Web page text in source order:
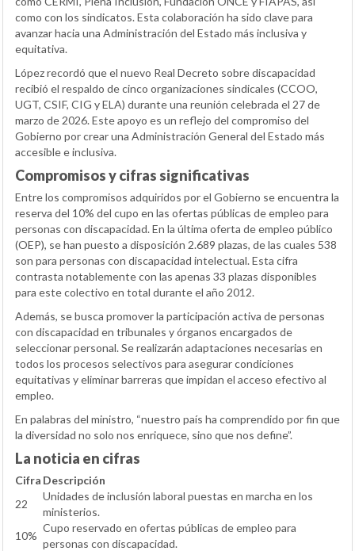
como con los sindicatos. Esta colaboración ha sido clave para
avanzar hacia una Administración del Estado más inclusiva y
equitativa.
López recordó que el nuevo Real Decreto sobre discapacidad
recibió el respaldo de cinco organizaciones sindicales (CCOO,
UGT, CSIF, CIG y ELA) durante una reunión celebrada el 27 de
marzo de 2026. Este apoyo es un reflejo del compromiso del
Gobierno por crear una Administración General del Estado más
accesible e inclusiva.
Compromisos y cifras significativas
Entre los compromisos adquiridos por el Gobierno se encuentra la
reserva del 10% del cupo en las ofertas públicas de empleo para
personas con discapacidad. En la última oferta de empleo público
(OEP), se han puesto a disposición 2.689 plazas, de las cuales 538
son para personas con discapacidad intelectual. Esta cifra
contrasta notablemente con las apenas 33 plazas disponibles
para este colectivo en total durante el año 2012.
Además, se busca promover la participación activa de personas
con discapacidad en tribunales y órganos encargados de
seleccionar personal. Se realizarán adaptaciones necesarias en
todos los procesos selectivos para asegurar condiciones
equitativas y eliminar barreras que impidan el acceso efectivo al
empleo.
En palabras del ministro, “nuestro país ha comprendido por fin que
la diversidad no solo nos enriquece, sino que nos define”.
La noticia en cifras
Cifra Descripción
22
Unidades de inclusión laboral puestas en marcha en los
ministerios.
10%
Cupo reservado en ofertas públicas de empleo para
personas con discapacidad.